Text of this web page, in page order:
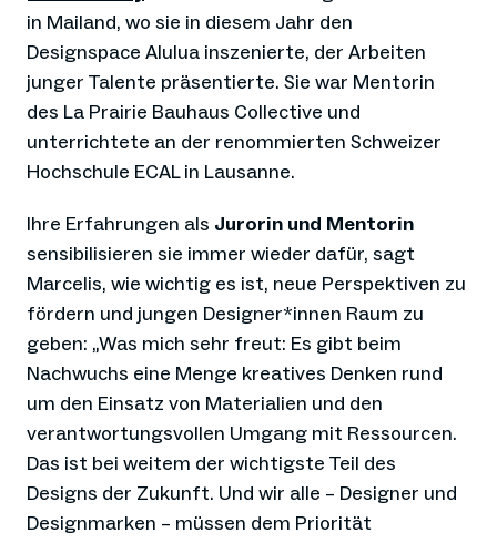
in Mailand, wo sie in diesem Jahr den
Designspace Alulua inszenierte, der Arbeiten
junger Talente präsentierte. Sie war Mentorin
des La Prairie Bauhaus Collective und
unterrichtete an der renommierten Schweizer
Hochschule ECAL in Lausanne.
Ihre Erfahrungen als Jurorin und Mentorin
sensibilisieren sie immer wieder dafür, sagt
Marcelis, wie wichtig es ist, neue Perspektiven zu
fördern und jungen Designer*innen Raum zu
geben: „Was mich sehr freut: Es gibt beim
Nachwuchs eine Menge kreatives Denken rund
um den Einsatz von Materialien und den
verantwortungsvollen Umgang mit Ressourcen.
Das ist bei weitem der wichtigste Teil des
Designs der Zukunft. Und wir alle – Designer und
Designmarken – müssen dem Priorität